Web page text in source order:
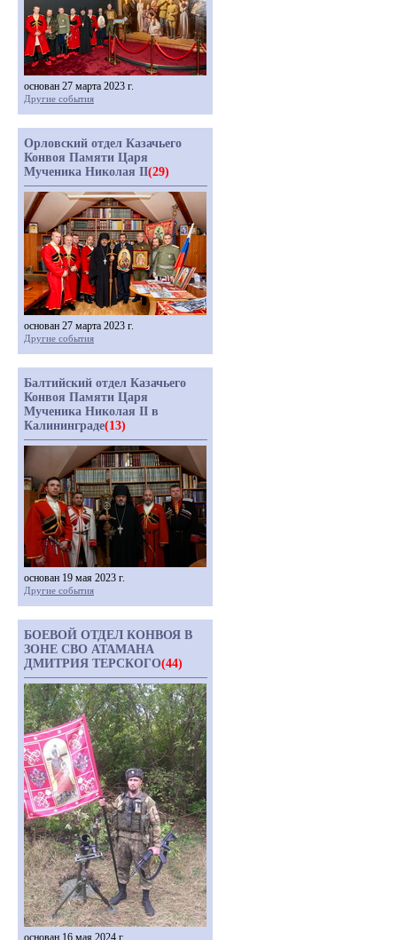
основан 27 марта 2023 г.
Другие события
Орловский отдел Казачьего
Конвоя Памяти Царя
Мученика Николая II(29)
основан 27 марта 2023 г.
Другие события
Балтийский отдел Казачьего
Конвоя Памяти Царя
Мученика Николая II в
Калининграде(13)
основан 19 мая 2023 г.
Другие события
БОЕВОЙ ОТДЕЛ КОНВОЯ В
ЗОНЕ СВО АТАМАНА
ДМИТРИЯ ТЕРСКОГО(44)
основан 16 мая 2024 г.